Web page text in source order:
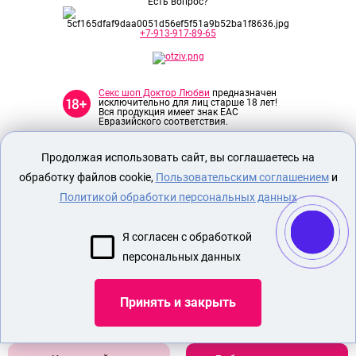
+7-913-917-89-65
Секс шоп Доктор Любви предназначен
исключительно для лиц старше 18 лет!
Вся продукция имеет знак EAC
Евразийского соответствия.
О МАГАЗИНЕ
ОПЛАТА И ДОСТАВКА
СЕКС ИГРУШКИ
НАСАДКА УТОЛЩАЮЩАЯ ПЕНИС
Продолжая использовать сайт, вы соглашаетесь на
обработку файлов cookie, Пользовательским соглашениеми
Политикой обработки персональных данных
Я согласен с обработкой
персональных данных
Принять и закрыть